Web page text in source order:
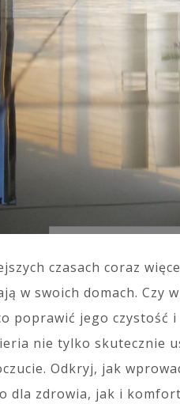
czasach coraz
w swoich domach. Czy
poprawić jego czystość
nie tylko skutecznie
Odkryj, jak
dla zdrowia, jak i